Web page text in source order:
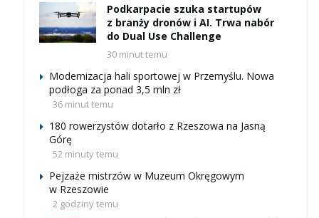
Podkarpacie szuka startupów
z branży dronów i AI. Trwa nabór
do Dual Use Challenge
30 minut temu
Modernizacja hali sportowej w Przemyślu. Nowa
podłoga za ponad 3,5 mln zł
36 minut temu
180 rowerzystów dotarło z Rzeszowa na Jasną
Górę
52 minuty temu
Pejzaże mistrzów w Muzeum Okręgowym
w Rzeszowie
2 godziny temu